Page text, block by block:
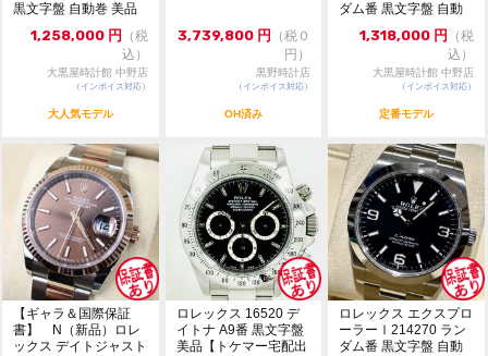
※店頭でも販売をしておりますので、売り切れの際はご
了承ください。ご来店前に在庫の有無のご確認をお勧め
※価格に関してのお問い合わせはメッセージでご質問頂
いてもお答えしておりません。直接店頭へお問い合わせ
お問い合わせ先
大黒屋 時計館中野店
TEL:03-5318-5250
黒文字盤 自動巻 美品
1,258,000 円
（税
込）
大黒屋時計館 中野店
（インボイス対応）
大人気モデル
3,739,800 円
（税０
円）
黒野時計店
（インボイス対応）
OH済み
ダム番 黒文字盤 自動
1,318,000 円
（税
込）
大黒屋時計館 中野店
（インボイス対応）
定番モデル
【ギャラ＆国際保証
書】 N（新品）ロレ
ックス デイトジャスト
ロレックス 16520 デ
イトナ A9番 黒文字盤
美品【トケマー宅配出
ロレックス エクスプロ
ーラーⅠ214270 ラン
ダム番 黒文字盤 自動